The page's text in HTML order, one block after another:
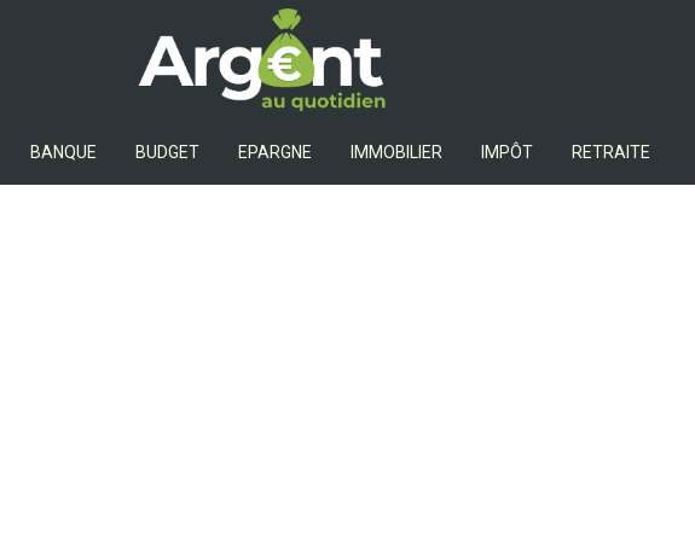
Argent Au Quotidien
BANQUE BUDGET EPARGNE IMMOBILIER IMPÔT RETRAITE